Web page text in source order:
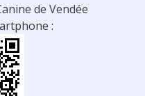
de Vendée
: